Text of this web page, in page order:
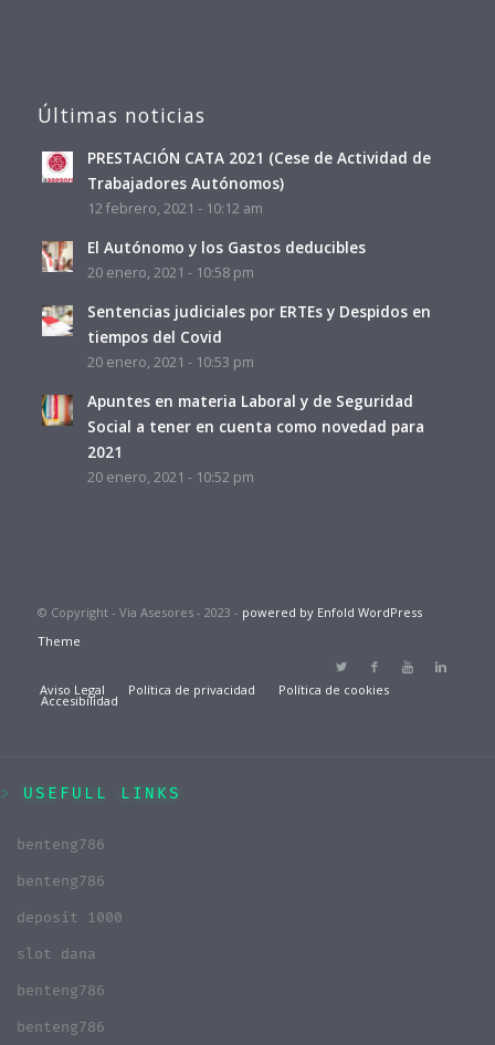
Últimas noticias
PRESTACIÓN CATA 2021 (Cese de Actividad de
Trabajadores Autónomos)
12 febrero, 2021 - 10:12 am
El Autónomo y los Gastos deducibles
20 enero, 2021 - 10:58 pm
Sentencias judiciales por ERTEs y Despidos en
tiempos del Covid
20 enero, 2021 - 10:53 pm
Apuntes en materia Laboral y de Seguridad
Social a tener en cuenta como novedad para
2021
20 enero, 2021 - 10:52 pm
© Copyright - Via Asesores - 2023 - powered by Enfold WordPress
Theme
Aviso Legal Política de privacidad Política de cookies
Accesibilidad
USEFULL LINKS
benteng786
benteng786
deposit 1000
slot dana
benteng786
benteng786